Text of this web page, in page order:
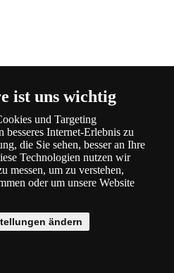
ist uns wichtig
und Targeting
Internet-Erlebnis zu
die Sie sehen, besser an Ihre
Technologien nutzen wir
messen, um zu verstehen,
oder um unsere Website
ändern